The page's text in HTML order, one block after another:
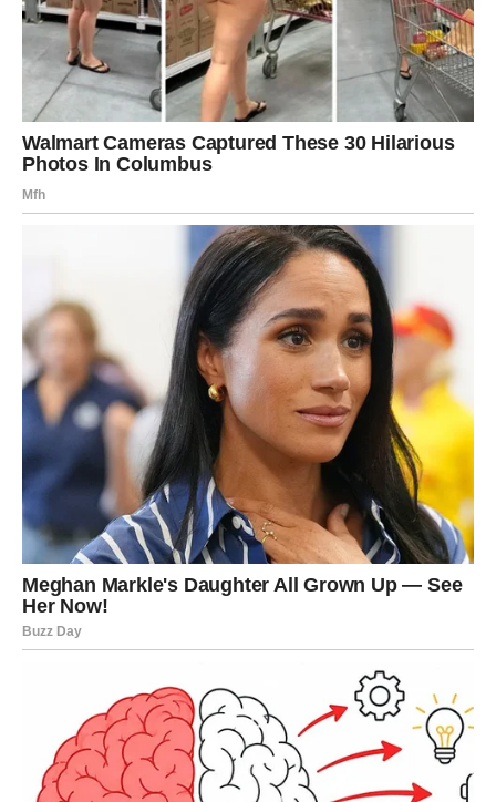
Vaga
Vage ulaze u sedmicu u kojoj emocije dolaze u prvi plan.
Ovo je vreme kada ćete želeti više harmonije i lepih
trenutaka sa ljudima koje volite.
Na poslovnom planu mogu se pojaviti nove ideje ili
saradnje koje vam donose napredak.
U ljubavi su mogući romantični trenuci. Slobodne Vage
mogu upoznati osobu koja ih osvaja harizmom i toplinom.
Škorpija
Škorpije očekuje intenzivna sedmica u kojoj će intuicija
igrati veoma važnu ulogu. U narednim danima mogli biste
shvatiti istinu o nekoj situaciji ili osobi.
Na poslovnom planu moguće su promene koje vam
otvaraju nova vrata. Važno je da ostanete smireni i da
pažljivo donosite odluke.
U ljubavi dolazi period dubokih emocija. Škorpije koje su
u vezi mogu produbiti odnos sa partnerom, dok slobodne
Škorpije mogu upoznati osobu koja budi snažnu
privlačnost.